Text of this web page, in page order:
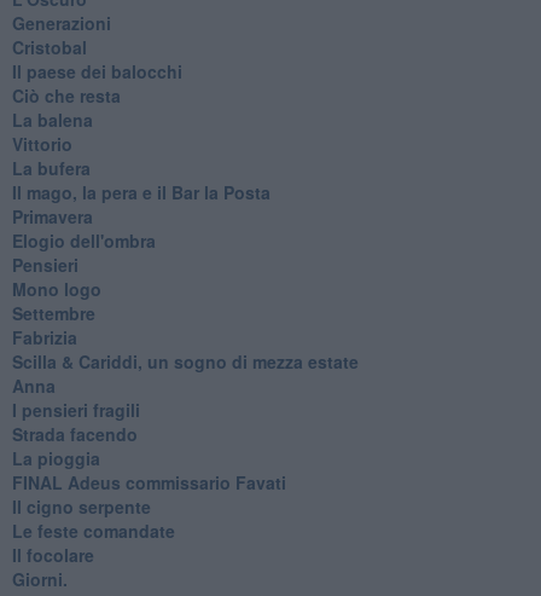
Generazioni
Cristobal
Il paese dei balocchi
Ciò che resta
La balena
Vittorio
La bufera
Il mago, la pera e il Bar la Posta
Primavera
Elogio dell'ombra
Pensieri
Mono logo
Settembre
Fabrizia
​Scilla & Cariddi, un sogno di mezza estate
Anna
I pensieri fragili
Strada facendo
La pioggia
FINAL Adeus commissario Favati
Il cigno serpente
Le feste comandate
Il focolare
Giorni.